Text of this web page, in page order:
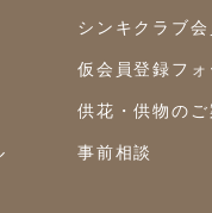
シンキクラブ
仮会員登録フォ
供花・供物の
事前相談